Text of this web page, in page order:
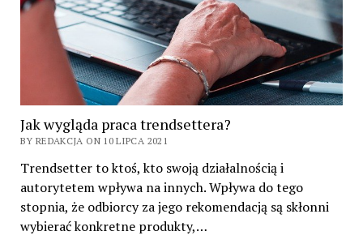
Jak wygląda praca trendsettera?
BY REDAKCJA ON 10 LIPCA 2021
Trendsetter to ktoś, kto swoją działalnością i
autorytetem wpływa na innych. Wpływa do tego
stopnia, że odbiorcy za jego rekomendacją są skłonni
wybierać konkretne produkty,…